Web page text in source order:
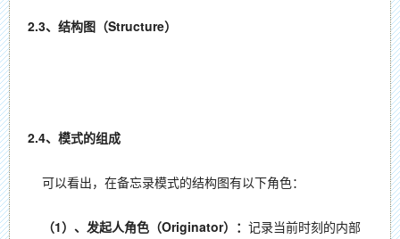
2.3、结构图（Structure）
2.4、模式的组成
可以看出，在备忘录模式的结构图有以下角色：
（1）、发起人角色（Originator）： 记录当前时刻的内部